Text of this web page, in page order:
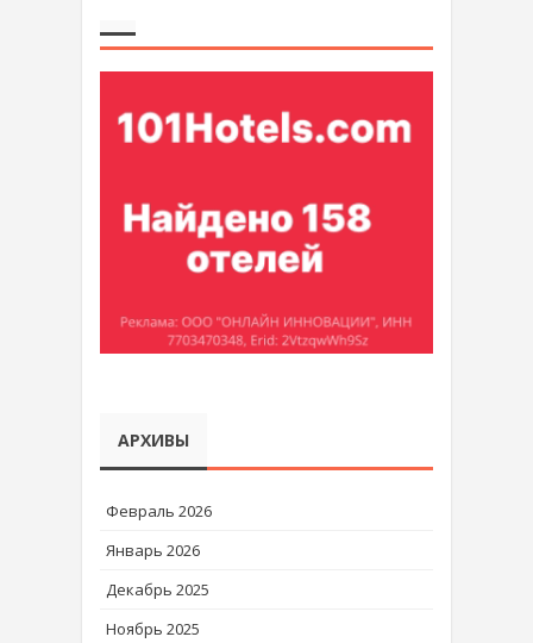
АРХИВЫ
Февраль 2026
Январь 2026
Декабрь 2025
Ноябрь 2025